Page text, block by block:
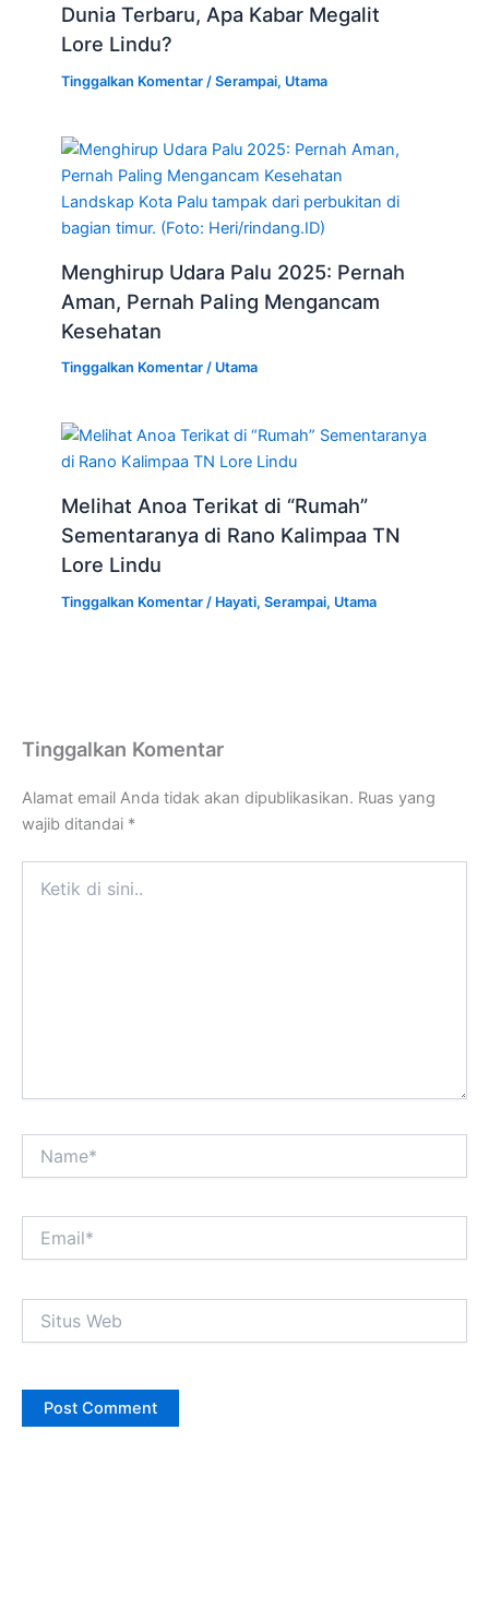
Dunia Terbaru, Apa Kabar Megalit
Lore Lindu?
Tinggalkan Komentar /Serampai, Utama
Landskap Kota Palu tampak dari perbukitan di
bagian timur. (Foto: Heri/rindang.ID)
Menghirup Udara Palu 2025: Pernah
Aman, Pernah Paling Mengancam
Kesehatan
Tinggalkan Komentar / Utama
Melihat Anoa Terikat di “Rumah”
Sementaranya di Rano Kalimpaa TN
Lore Lindu
Tinggalkan Komentar / Hayati,Serampai, Utama
Tinggalkan Komentar
Alamat email Anda tidak akan dipublikasikan. Ruas yang
wajib ditandai *
Web